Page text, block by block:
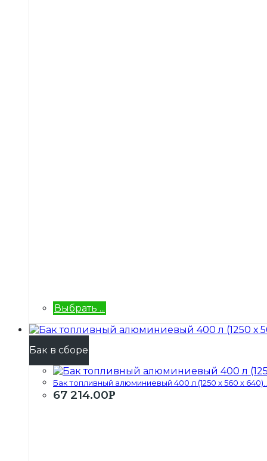
Выбрать ...
Бак в сборе
Бак топливный алюминиевый 400 л (1250 х 560 х
67 214.00Р